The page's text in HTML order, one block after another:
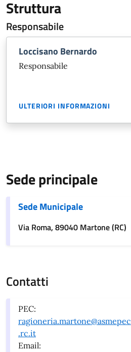
Struttura
Responsabile
Loccisano Bernardo
Responsabile
ULTERIORI INFORMAZIONI
Sede principale
Sede Municipale
Via Roma, 89040 Martone (RC)
Contatti
PEC:
ragioneria.martone@asmepec
.rc.it
Email: